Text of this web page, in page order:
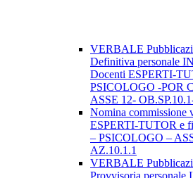
VERBALE
Definitiva personale
Docenti ESPERTI-
PSICOLOGO -POR
ASSE 12-
Nomina commissione
ESPERTI-TUTOR e
– PSICOLOGO –
AZ.10.1.1
VERBALE